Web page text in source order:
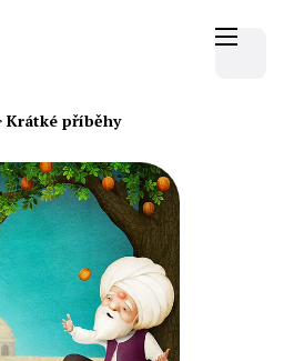
Krátké příběhy